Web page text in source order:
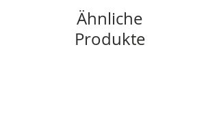
Zusammenstellung des Reparatursatzes
bitte aus den Details entnehmen. Sollte
keine Übereinstimmung vorliegen, bitte
Ähnliche
Produkte